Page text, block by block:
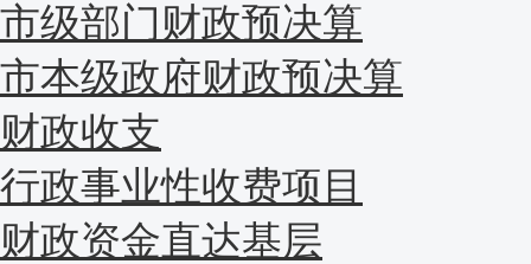
市级部门财政预决算
市本级政府财政预决算
财政收支
行政事业性收费项目
财政资金直达基层